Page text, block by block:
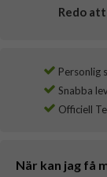
Redo
Personlig
Snabba
Officiell
När kan jag få